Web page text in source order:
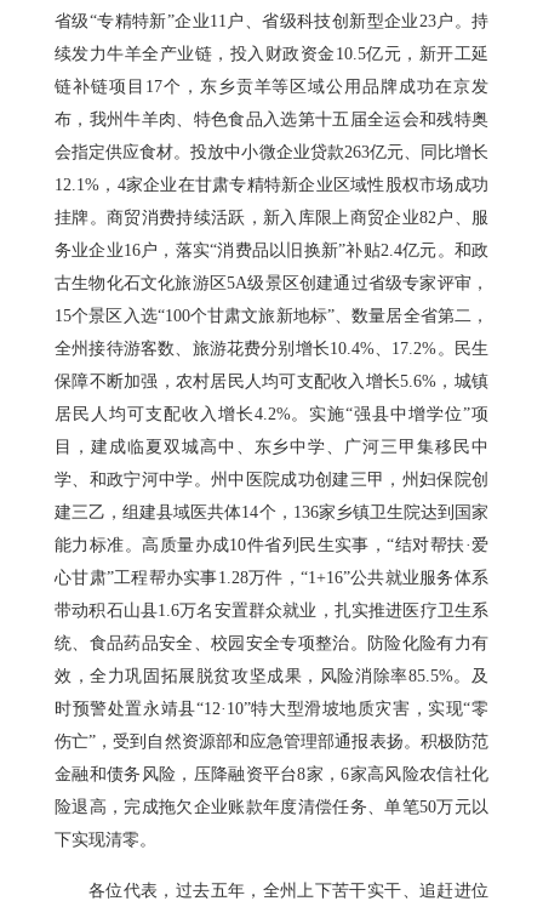
省级“专精特新”企业11户、省级科技创新型企业23户。持
续发力牛羊全产业链，投入财政资金10.5亿元，新开工延
链补链项目17个，东乡贡羊等区域公用品牌成功在京发
布，我州牛羊肉、特色食品入选第十五届全运会和残特奥
会指定供应食材。投放中小微企业贷款263亿元、同比增长
12.1%，4家企业在甘肃专精特新企业区域性股权市场成功
挂牌。商贸消费持续活跃，新入库限上商贸企业82户、服
务业企业16户，落实“消费品以旧换新”补贴2.4亿元。和政
古生物化石文化旅游区5A级景区创建通过省级专家评审，
15个景区入选“100个甘肃文旅新地标”、数量居全省第二，
全州接待游客数、旅游花费分别增长10.4%、17.2%。民生
保障不断加强，农村居民人均可支配收入增长5.6%，城镇
居民人均可支配收入增长4.2%。实施“强县中增学位”项
目，建成临夏双城高中、东乡中学、广河三甲集移民中
学、和政宁河中学。州中医院成功创建三甲，州妇保院创
建三乙，组建县域医共体14个，136家乡镇卫生院达到国家
能力标准。高质量办成10件省列民生实事，“结对帮扶·爱
心甘肃”工程帮办实事1.28万件，“1+16”公共就业服务体系
带动积石山县1.6万名安置群众就业，扎实推进医疗卫生系
统、食品药品安全、校园安全专项整治。防险化险有力有
效，全力巩固拓展脱贫攻坚成果，风险消除率85.5%。及
时预警处置永靖县“12·10”特大型滑坡地质灾害，实现“零
伤亡”，受到自然资源部和应急管理部通报表扬。积极防范
金融和债务风险，压降融资平台8家，6家高风险农信社化
险退高，完成拖欠企业账款年度清偿任务、单笔50万元以
下实现清零。
各位代表，过去五年，全州上下苦干实干、追赶进位